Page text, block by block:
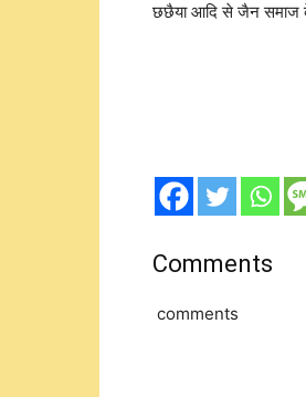
छछैया आदि से जैन समाज
Comments
comments